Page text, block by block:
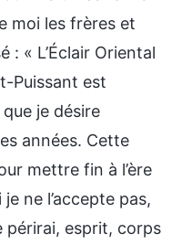
moi les frères et
: « L’Éclair Oriental
Puissant est
je désire
années. Cette
mettre fin à l’ère
ne l’accepte pas,
périrai, esprit, corps